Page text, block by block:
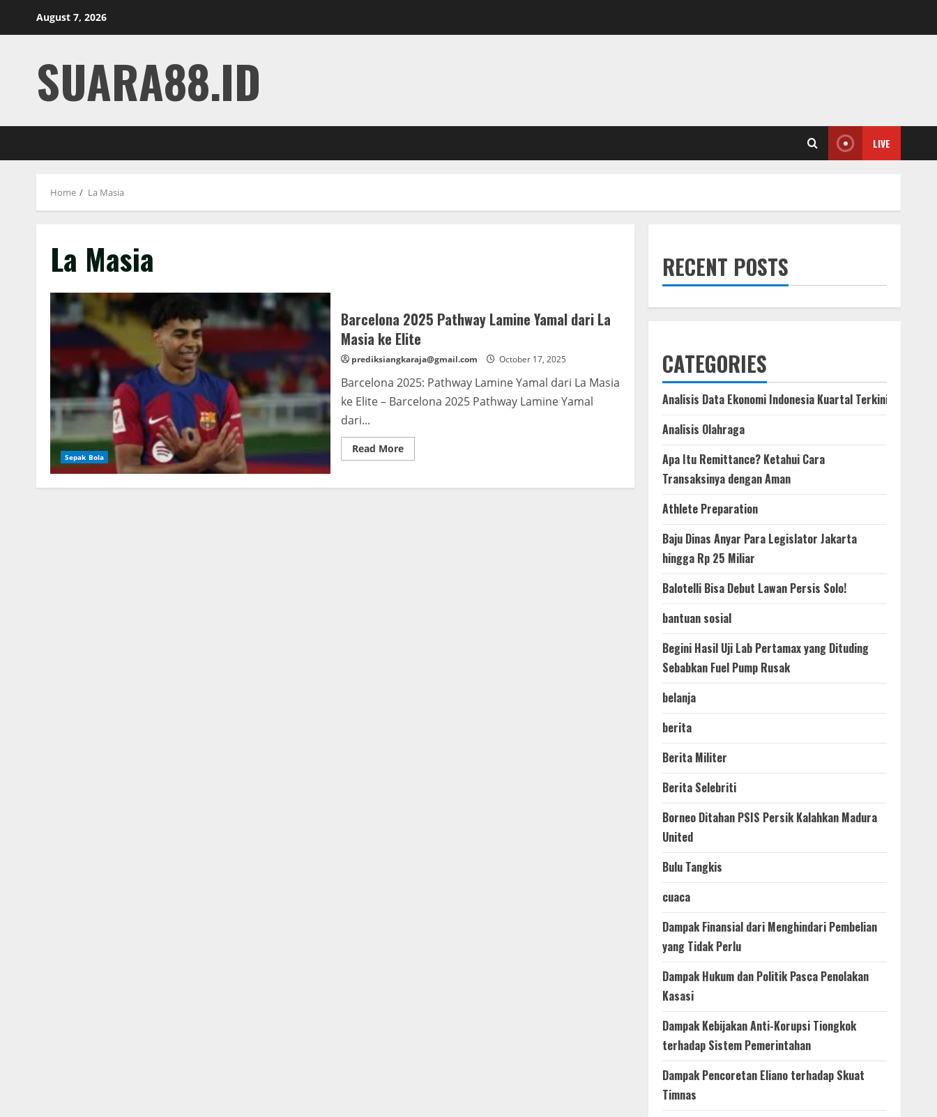
August 7, 2026
SUARA88.ID
LIVE
Home La Masia
La Masia
Sepak Bola
Barcelona 2025 Pathway Lamine Yamal dari La
Masia ke Elite
prediksiangkaraja@gmail.com October 17, 2025
Barcelona 2025: Pathway Lamine Yamal dari La Masia
ke Elite – Barcelona 2025 Pathway Lamine Yamal
dari...
Read MoreRead
more
2025
RECENT POSTS
CATEGORIES
Analisis Data Ekonomi Indonesia Kuartal Terkini
Analisis Olahraga
Apa Itu Remittance? Ketahui Cara
Transaksinya dengan Aman
Athlete Preparation
Baju Dinas Anyar Para Legislator Jakarta
hingga Rp 25 Miliar
Balotelli Bisa Debut Lawan Persis Solo!
bantuan sosial
Begini Hasil Uji Lab Pertamax yang Dituding
Sebabkan Fuel Pump Rusak
belanja
berita
Berita Militer
Berita Selebriti
Borneo Ditahan PSIS Persik Kalahkan Madura
United
Bulu Tangkis
cuaca
Dampak Finansial dari Menghindari Pembelian
yang Tidak Perlu
Dampak Hukum dan Politik Pasca Penolakan
Kasasi
Dampak Kebijakan Anti-Korupsi Tiongkok
terhadap Sistem Pemerintahan
Dampak Pencoretan Eliano terhadap Skuat
Timnas